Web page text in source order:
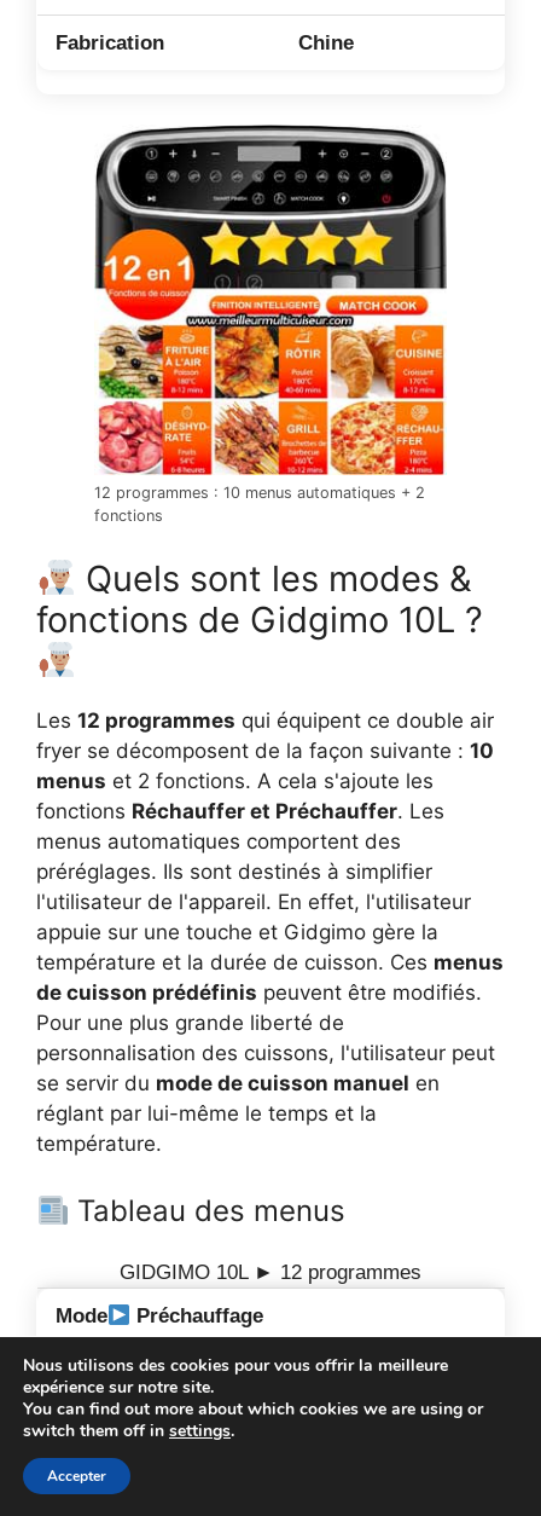
Chine
12 programmes : 10 menus automatiques + 2
fonctions
Quels sont les modes &
fonctions de Gidgimo 10L ?
Les 12 programmes qui équipent ce double air
fryer se décomposent de la façon suivante : 10
menus et 2 fonctions. A cela s'ajoute les
fonctions Réchauffer et Préchauffer. Les
menus automatiques comportent des
préréglages. Ils sont destinés à simplifier
l'utilisateur de l'appareil. En effet, l'utilisateur
appuie sur une touche et Gidgimo gère la
température et la durée de cuisson. Ces menus
de cuisson prédéfinis peuvent être modifiés.
Pour une plus grande liberté de
personnalisation des cuissons, l'utilisateur peut
se servir du mode de cuisson manuel en
réglant par lui-même le temps et la
température.
Tableau des menus
GIDGIMO 10L ► 12 programmes
Préchauffage
Frites
Viande
Nous utilisons des cookies pour vous offrir la meilleure
expérience sur notre site.
You can find out more about which cookies we are using or
switch them off in settings.
Accepter